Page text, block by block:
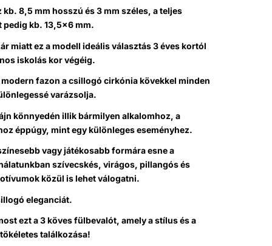
8,5 mm hosszú és 3 mm széles, a teljes
pedig kb. 13,5×6 mm.
miatt ez a modell ideális választás 3 éves kortól
iskolás kor végéig.
modern fazon a csillogó cirkónia kövekkel minden
varázsolja.
könnyedén illik bármilyen alkalomhoz, a
éppúgy, mint egy különleges eseményhez.
vagy játékosabb formára esne a
szívecskés, virágos, pillangós és
közül is lehet válogatni.
eleganciát.
ezt a 3 köves fülbevalót, amely a stílus és a
találkozása!